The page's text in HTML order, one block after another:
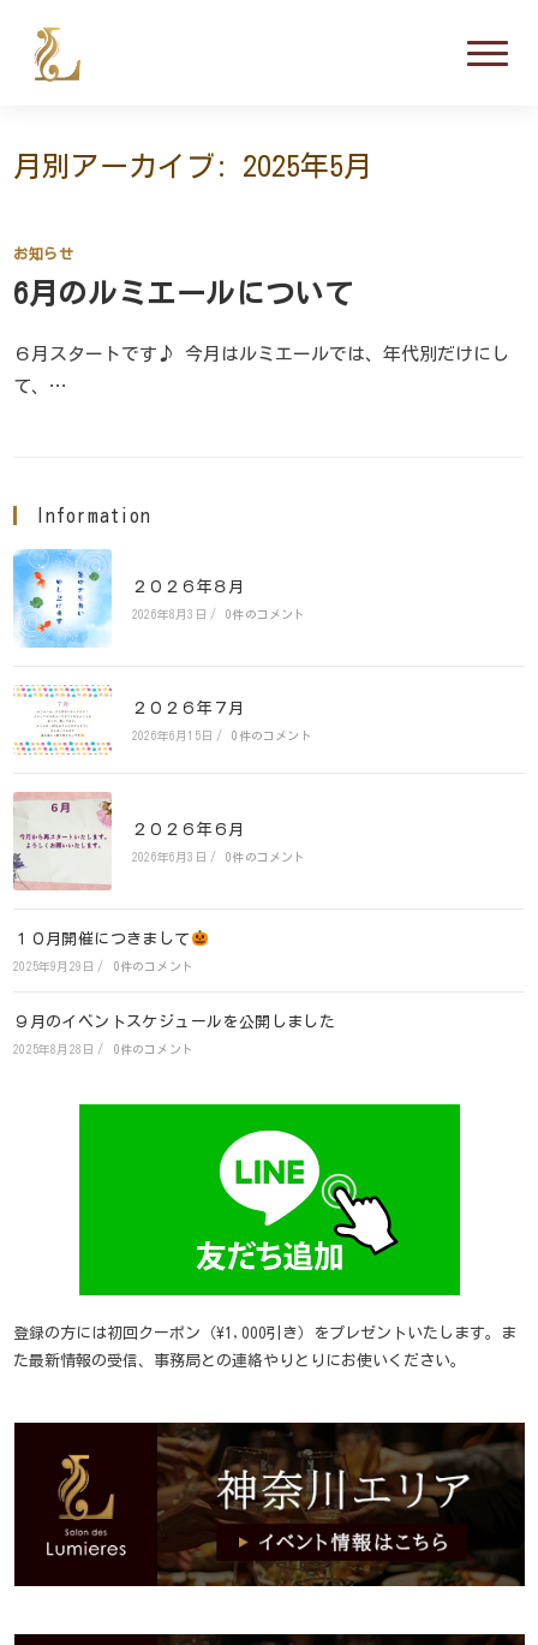
ッ
プ
月別アーカイブ: 2025年5月
お知らせ
6月のルミエールについて
６月スタートです♪ 今月はルミエールでは、年代別だけにし
て、…
Information
２０２６年８月
2026年8月3日 / 0件のコメント
２０２６年７月
2026年6月15日 / 0件のコメント
２０２６年６月
2026年6月3日 / 0件のコメント
１０月開催につきまして
2025年9月29日 / 0件のコメント
９月のイベントスケジュールを公開しました
2025年8月28日 / 0件のコメント
登録の方には初回クーポン（\1,000引き）をプレゼントいたします。ま
た最新情報の受信、事務局との連絡やりとりにお使いください。